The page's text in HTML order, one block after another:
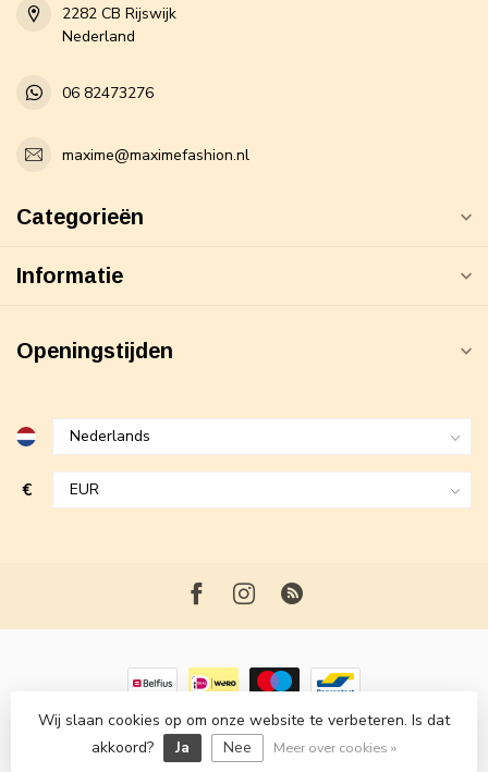
2282 CB Rijswijk
Nederland
06 82473276
maxime@maximefashion.nl
Categorieën
Informatie
Openingstijden
€
© Copyright 2026 Maxime Fashion- Powered byLightspeed-
Lightspeed design
Dyvelopment
Wij slaan cookies op om onze website te verbeteren. Is dat
akkoord?
Ja Nee Meer over cookies »